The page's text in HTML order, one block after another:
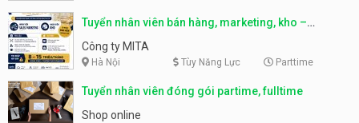
Tuyển nhân viên bán hàng, marketing, kho –
parttime, fulltime
Công ty MITA
Hà Nội Tùy Năng Lực Parttime
Tuyển nhân viên đóng gói partime, fulltime
Shop online